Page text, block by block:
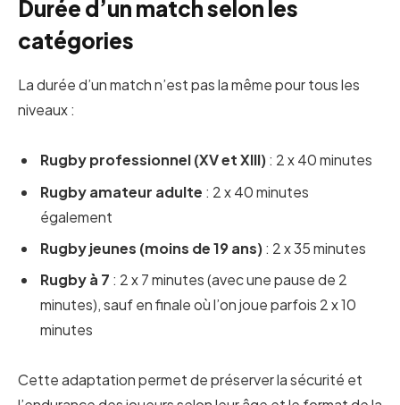
Durée d’un match selon les
catégories
La durée d’un match n’est pas la même pour tous les
niveaux :
Rugby professionnel (XV et XIII): 2 x 40 minutes
Rugby amateur adulte : 2 x 40 minutes
également
Rugby jeunes (moins de 19 ans): 2 x 35 minutes
Rugby à 7 : 2 x 7 minutes (avec une pause de 2
minutes), sauf en finale où l’on joue parfois 2 x 10
minutes
Cette adaptation permet de préserver la sécurité et